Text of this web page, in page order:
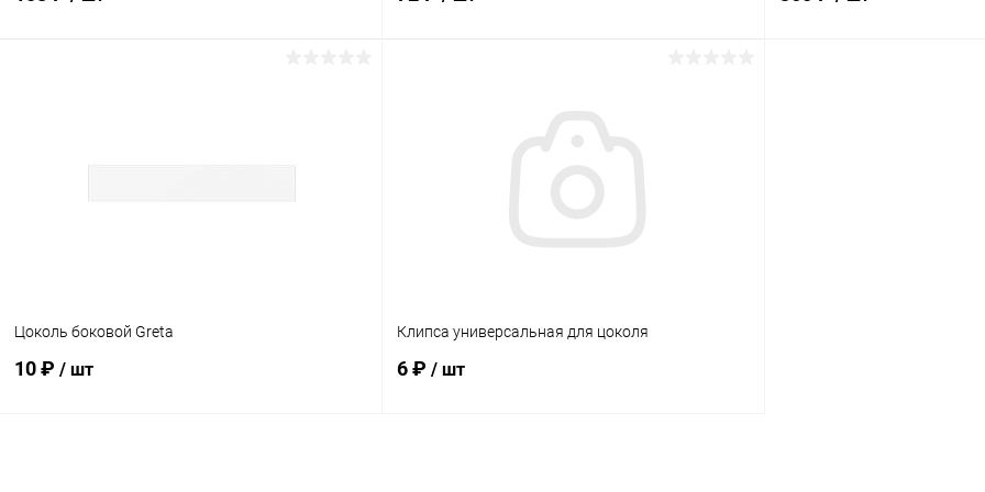
Цоколь боковой Greta
10 ₽ / шт
Клипса универсальная для цоколя
6 ₽ / шт